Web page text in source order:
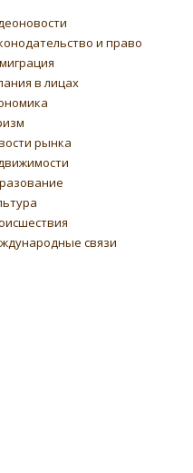
и право
в лицах
рынка
связи